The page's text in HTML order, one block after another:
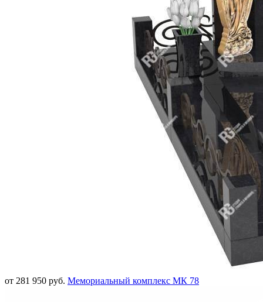
от 281 950 руб. Мемориальный комплекс МК 78